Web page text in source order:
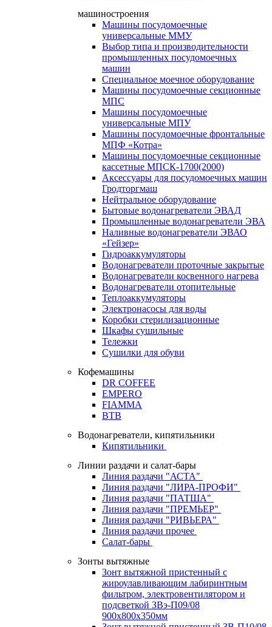
машиностроения
Машины посудомоечные
универсальные ММУ
Выбор типа и производительности
промышленных посудомоечных
машин
Специальное моечное оборудование
Машины посудомоечные секционные
МПС
Машины посудомоечные
универсальные МПУ
Машины посудомоечные фронтальные
МПФ «Котра»
Машины посудомоечные секционные
кассетные МПСК-1700(2000)
Аксессуары для посудомоечных машин
Гродторгмаш
Нейтральное оборудование
Бытовые водонагреватели ЭВАД
Промышленные водонагреватели ЭВА
Наливные водонагреватели ЭВАО
«Гейзер»
Гидроаккумуляторы
Водонагреватели проточные закрытые
Водонагреватели косвенного нагрева
Водонагреватели отопительные
Теплоаккумуляторы
Электронасосы для воды
Коробки стерилизационные
Шкафы сушильные
Тележки
Сушилки для обуви
Кофемашины
DR COFFEE
EMPERO
FIAMMA
BTB
Водонагреватели, кипятильники
Кипятильники
Линии раздачи и салат-бары
Линия раздачи "АСТА"
Линия раздачи "ЛИРА-ПРОФИ"
Линия раздачи "ПАТША"
Линия раздачи "ПРЕМЬЕР"
Линия раздачи "РИВЬЕРА"
Линия раздачи прочее
Салат-бары
Зонты вытяжные
Зонт вытяжной пристенный с
жироулавливающим лабиринтным
фильтром, электровентилятором и
подсветкой ЗВэ-П09/08
900х800х350мм